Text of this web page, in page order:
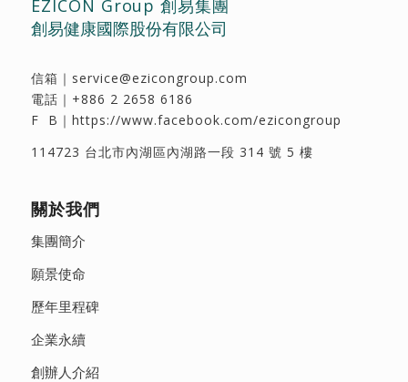
EZICON Group 創易集團
創易健康國際股份有限公司
信箱｜ service@ezicongroup.com
電話｜ +886 2 2658 6186
F B｜ https://www.facebook.com/ezicongroup
114723 台北市內湖區內湖路一段 314 號 5 樓
關於我們
集團簡介
願景使命
歷年里程碑
企業永續
創辦人介紹